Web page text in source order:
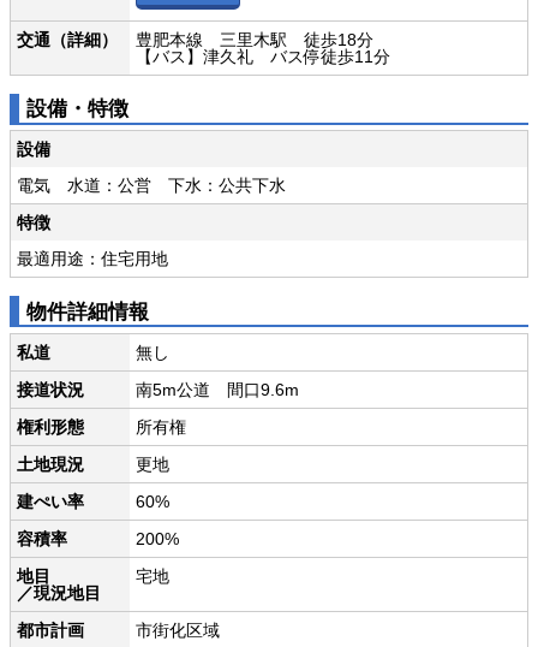
交通（詳細）
豊肥本線 三里木駅 徒歩18分
【バス】津久礼 バス停徒歩11分
設備・特徴
設備
電気 水道：公営 下水：公共下水
特徴
最適用途：住宅用地
物件詳細情報
私道
無し
接道状況
南5m公道 間口9.6m
権利形態
所有権
土地現況
更地
建ぺい率
60%
容積率
200%
地目
／現況地目
宅地
都市計画
市街化区域